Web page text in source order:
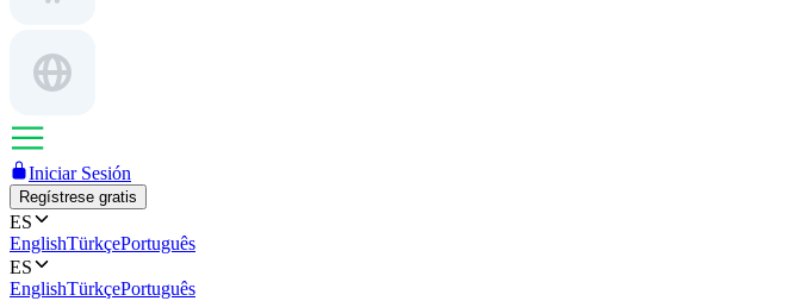
Iniciar Sesión
Regístrese gratis
ES
EnglishTürkçePortuguês
ES
EnglishTürkçePortuguês